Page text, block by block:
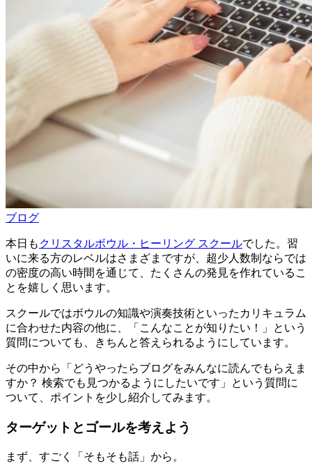
ブログ
本日も クリスタルボウル・ヒーリング スクールでした。習
いに来る方のレベルはさまざまですが、超少人数制ならでは
の密度の高い時間を通じて、たくさんの発見を作れているこ
とを嬉しく思います。
スクールではボウルの知識や演奏技術といったカリキュラム
に合わせた内容の他に、「こんなことが知りたい！」という
質問についても、きちんと答えられるようにしています。
その中から「どうやったらブログをみんなに読んでもらえま
すか？ 検索でも見つかるようにしたいです」という質問に
ついて、ポイントを少し紹介してみます。
ターゲットとゴールを考えよう
まず、すごく「そもそも話」から。